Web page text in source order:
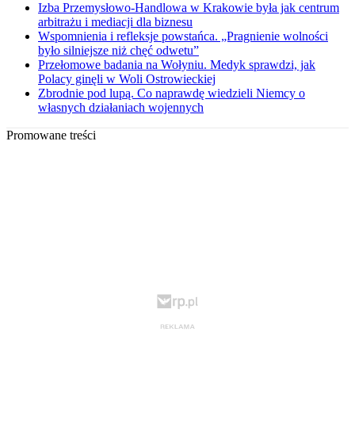
Izba Przemysłowo-Handlowa w Krakowie była jak centrum
arbitrażu i mediacji dla biznesu
Wspomnienia i refleksje powstańca. „Pragnienie wolności
było silniejsze niż chęć odwetu”
Przełomowe badania na Wołyniu. Medyk sprawdzi, jak
Polacy ginęli w Woli Ostrowieckiej
Zbrodnie pod lupą. Co naprawdę wiedzieli Niemcy o
własnych działaniach wojennych
Promowane treści